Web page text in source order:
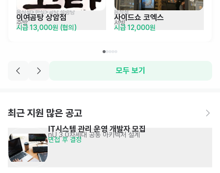
음식점>한식>곰탕,설렁탕
이여곰탕 상암점
주방
시급 13,000원 (협의)
음식점
사이드쇼 코엑스
서빙
시급 12,000원
모두 보기
최근 지원 많은 공고
IT시스템 관리 운영 개발자 모집
nU 3.0차세대 공통 아키텍처 설계
면접 후 결정